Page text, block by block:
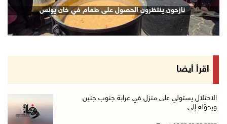
09/آب/2026 09:41 ص
جيش الاحتلال يواصل نسف المنازل واستهداف خيام ...
الاحتلال يطلق النار على راعي أغنام في إذنا وي ...
الملتقى الثاني لـ"شعراء من أجل فلسطين" في الأ ...
09/آب/2026 09:13 ص
نازحون ينتظرون الحصول على طعام في خان يونس
اقرأ أيضا
الاحتلال يستولي على منزل في عرابة جنوب جنين
ويحوّله إلى